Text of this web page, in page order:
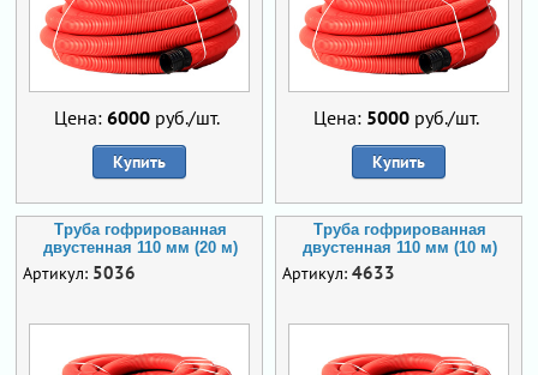
Цена: 6000руб./шт.
Купить
Цена: 5000руб./шт.
Купить
Труба гофрированная
двустенная 110 мм (20 м)
Артикул: 5036
Труба гофрированная
двустенная 110 мм (10 м)
Артикул: 4633